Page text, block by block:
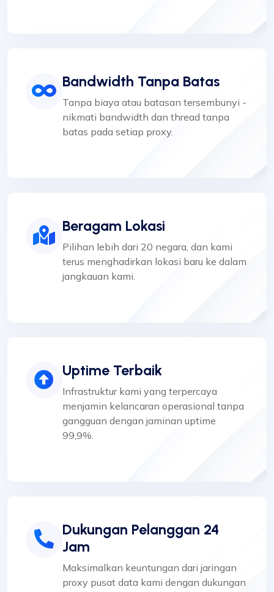
Bandwidth Tanpa Batas
Tanpa biaya atau batasan tersembunyi -
nikmati bandwidth dan thread tanpa
batas pada setiap proxy.
Beragam Lokasi
Pilihan lebih dari 20 negara, dan kami
terus menghadirkan lokasi baru ke dalam
jangkauan kami.
Uptime Terbaik
Infrastruktur kami yang terpercaya
menjamin kelancaran operasional tanpa
gangguan dengan jaminan uptime
99,9%.
Dukungan Pelanggan 24
Jam
Maksimalkan keuntungan dari jaringan
proxy pusat data kami dengan dukungan